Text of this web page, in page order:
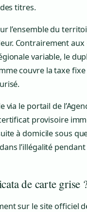
titres.
l’ensemble du
Contrairement
variable, le
couvre la taxe
via le portail de
provisoire
à domicile sous
l’illégalité
de carte grise
sur le site officiel